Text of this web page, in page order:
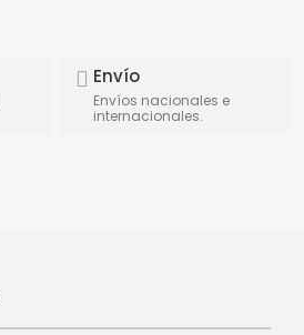
Envío
Envíos nacionales e
internacionales.